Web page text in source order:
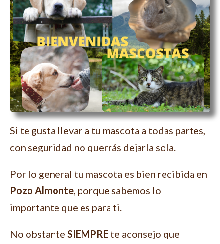
Si te gusta llevar a tu mascota a todas partes,
con seguridad no querrás dejarla sola.
Por lo general tu mascota es bien recibida en
Pozo Almonte, porque sabemos lo
importante que es para ti.
No obstante SIEMPRE te aconsejo que